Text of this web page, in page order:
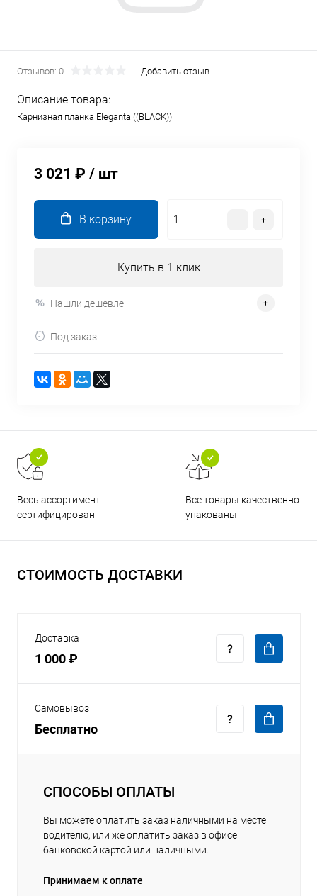
Отзывов: 0 Добавить отзыв
Описание товара:
Карнизная планка Eleganta ((BLACK))
3 021 ₽ / шт
В корзину
Купить в 1 клик
Нашли дешевле
Под заказ
Весь ассортимент
сертифицирован
Все товары качественно
упакованы
СТОИМОСТЬ ДОСТАВКИ
Доставка
1 000 ₽
Самовывоз
Бесплатно
СПОСОБЫ ОПЛАТЫ
Вы можете оплатить заказ наличными на месте
водителю, или же оплатить заказ в офисе
банковской картой или наличными.
Принимаем к оплате